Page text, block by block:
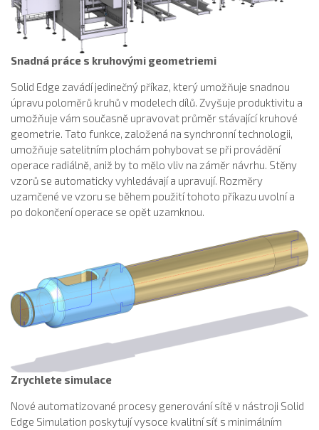
Snadná práce s kruhovými geometriemi
Solid Edge zavádí jedinečný příkaz, který umožňuje snadnou
úpravu poloměrů kruhů v modelech dílů. Zvyšuje produktivitu a
umožňuje vám současně upravovat průměr stávající kruhové
geometrie. Tato funkce, založená na synchronní technologii,
umožňuje satelitním plochám pohybovat se při provádění
operace radiálně, aniž by to mělo vliv na záměr návrhu. Stěny
vzorů se automaticky vyhledávají a upravují. Rozměry
uzamčené ve vzoru se během použití tohoto příkazu uvolní a
po dokončení operace se opět uzamknou.
Zrychlete simulace
Nové automatizované procesy generování sítě v nástroji Solid
Edge Simulation poskytují vysoce kvalitní síť s minimálním